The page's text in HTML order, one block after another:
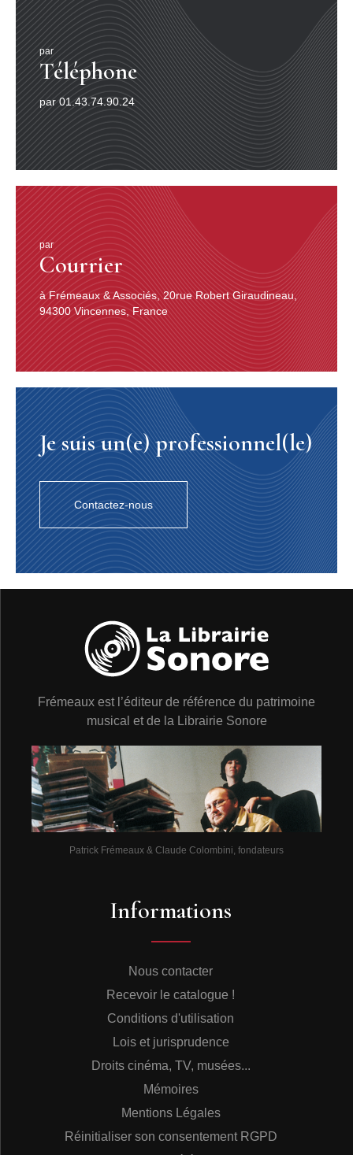
par
Téléphone
par 01.43.74.90.24
par
Courrier
à Frémeaux & Associés, 20rue Robert Giraudineau,
94300 Vincennes, France
Je suis un(e) professionnel(le)
Contactez-nous
Frémeaux est l’éditeur de référence du patrimoine
musical et de la Librairie Sonore
Patrick Frémeaux & Claude Colombini, fondateurs
Informations
Nous contacter
Recevoir le catalogue !
Conditions d'utilisation
Lois et jurisprudence
Droits cinéma, TV, musées...
Mémoires
Mentions Légales
Réinitialiser son consentement RGPD